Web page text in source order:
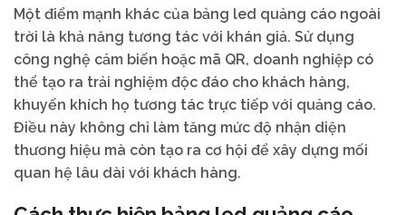
Một điểm mạnh khác của bảng led quảng cáo ngoài
trời là khả năng tương tác với khán giả. Sử dụng
công nghệ cảm biến hoặc mã QR, doanh nghiệp có
thể tạo ra trải nghiệm độc đáo cho khách hàng,
khuyến khích họ tương tác trực tiếp với quảng cáo.
Điều này không chỉ làm tăng mức độ nhận diện
thương hiệu mà còn tạo ra cơ hội để xây dựng mối
quan hệ lâu dài với khách hàng.